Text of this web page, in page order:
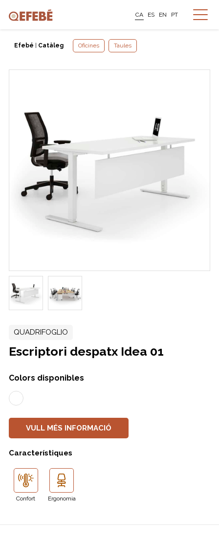
CA ES EN PT
Efebé Catàleg Oficines Taules
QUADRIFOGLIO
Escriptori despatx Idea 01
Colors disponibles
VULL MÉS INFORMACIÓ
Característiques
Confort Ergonomia